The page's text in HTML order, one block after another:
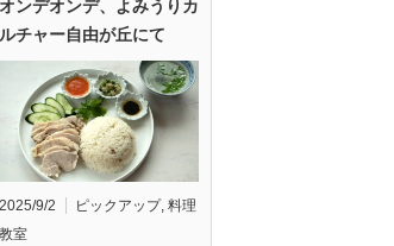
オンデオンデ、よみうりカ
ルチャー自由が丘にて
2025/9/2 ピックアップ, 料理
教室